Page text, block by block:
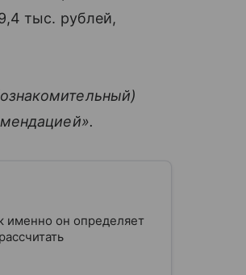
тыс. рублей,
именно он определяет